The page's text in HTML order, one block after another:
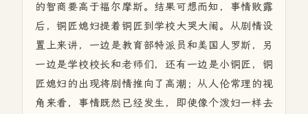
的智商要高于福尔摩斯。结果可想而知，事情败露
后，铜匠媳妇提着铜匠到学校大哭大闹。从剧情设
置上来讲，一边是教育部特派员和美国人罗斯，另
一边是学校校长和老师们，还有一边是小铜匠，铜
匠媳妇的出现将剧情推向了高潮；从人伦常理的视
角来看，事情既然已经发生，即使像个泼妇一样去